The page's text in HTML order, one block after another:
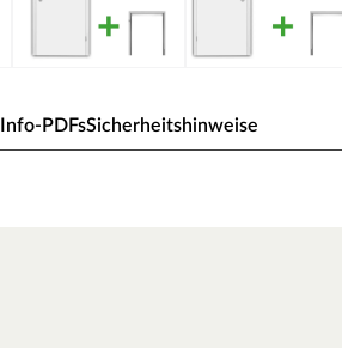
Info-PDFsSicherheitshinweise